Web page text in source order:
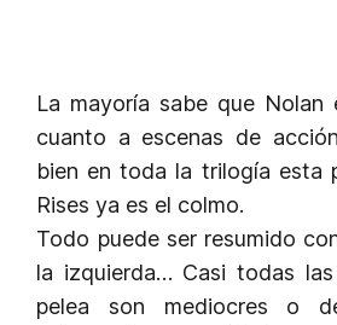
La mayoría sabe que Nolan
cuanto a escenas de
bien en toda la trilogía esta
Rises ya es el colmo.
Todo puede ser resumido
la izquierda… Casi todas
pelea son mediocres o